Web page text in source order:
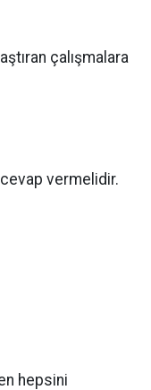
çalışmalara
vermelidir.
hepsini